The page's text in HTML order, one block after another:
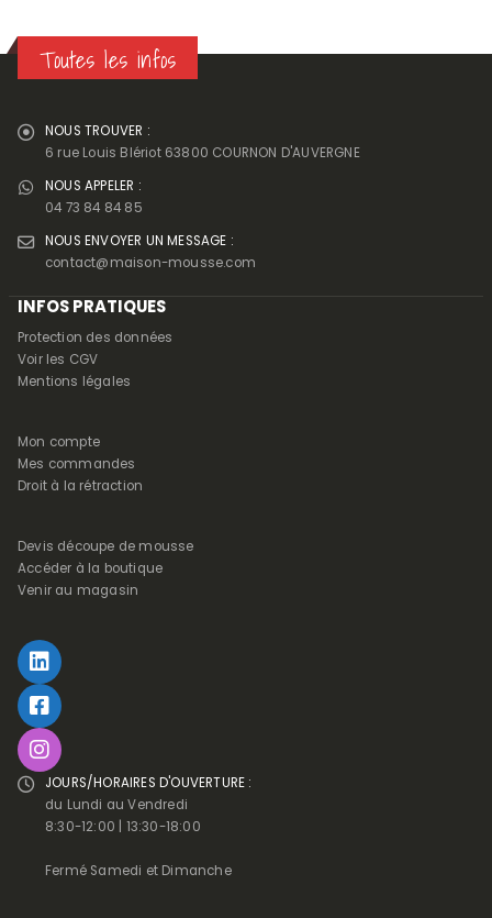
Toutes les infos
NOUS TROUVER :
6 rue Louis Blériot 63800 COURNON D'AUVERGNE
NOUS APPELER :
04 73 84 84 85
NOUS ENVOYER UN MESSAGE :
contact@maison-mousse.com
INFOS PRATIQUES
Protection des données
Voir les CGV
Mentions légales
Mon compte
Mes commandes
Droit à la rétraction
Devis découpe de mousse
Accéder à la boutique
Venir au magasin
JOURS/HORAIRES D'OUVERTURE :
du Lundi au Vendredi
8:30-12:00 | 13:30-18:00
Fermé Samedi et Dimanche